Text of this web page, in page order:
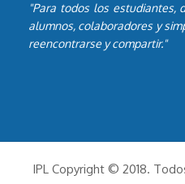
"Para todos los estudiantes,
alumnos, colaboradores y
reencontrarse y compartir."
IPL Copyright © 2018.